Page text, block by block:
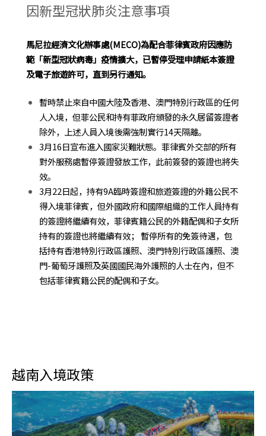
因新型冠狀肺炎注意事項
馬尼拉經濟文化辦事處(MECO)為配合菲律賓政府因應防
範「新型冠狀病毒」疫情擴大，已暫停受理申請紙本簽證
及電子旅遊許可，直到另行通知。
暫時禁止來自中國大陸及香港、澳門特別行政區的任何
人入境，但菲公民和持有菲政府頒發的永久居留簽證者
除外，上述人員入境後需強制實行14天隔離。
3月16日宣布進入國家災難狀態。菲律賓外交部的所有
對外服務處暫停簽證發放工作，此前簽發的簽證也將失
效。
3月22日起，持有9A臨時簽證和旅遊簽證的外籍公民不
得入境菲律賓，但外國政府和國際組織的工作人員持有
的簽證將繼續有效，菲律賓籍公民的外籍配偶和子女所
持有的簽證也將繼續有效； 暫停所有的免簽待遇，包
括持有香港特別行政區護照、澳門特別行政區護照、澳
門-葡萄牙護照及英國國民海外護照的人士在內，但不
包括菲律賓籍公民的配偶和子女。
越南入境政策